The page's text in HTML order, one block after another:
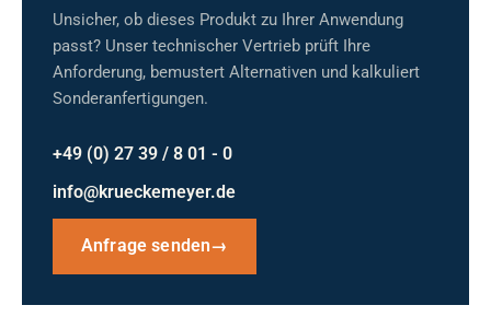
Unsicher, ob dieses Produkt zu Ihrer Anwendung
passt? Unser technischer Vertrieb prüft Ihre
Anforderung, bemustert Alternativen und kalkuliert
Sonderanfertigungen.
+49 (0) 27 39 / 8 01 - 0
info@krueckemeyer.de
Anfrage senden→